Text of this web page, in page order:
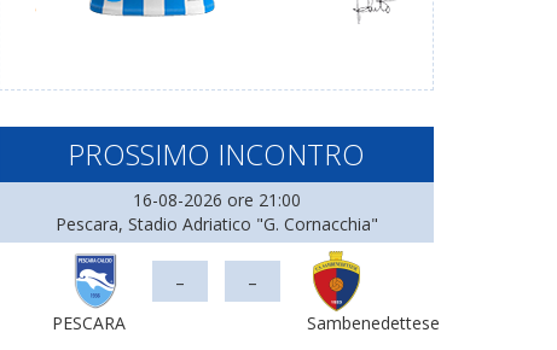
PROSSIMO INCONTRO
16-08-2026 ore 21:00
Pescara, Stadio Adriatico "G. Cornacchia"
PESCARA
- -
Sambenedettese